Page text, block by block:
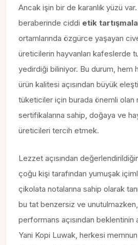
Ancak işin bir de karanlık yüzü
beraberinde ciddi etik
ortamlarında özgürce yaşayan
üreticilerin hayvanları kafeslerde
yedirdiği biliniyor. Bu durum, hem
ürün kalitesi açısından büyük
tüketiciler için burada önemli olan
sertifikalarına sahip, doğaya ve
üreticileri tercih etmek.
Lezzet açısından
çoğu kişi tarafından yumuşak
çikolata notalarına sahip olarak
bu tat benzersiz ve
performans açısından beklentinin
Yani Kopi Luwak, herkesi